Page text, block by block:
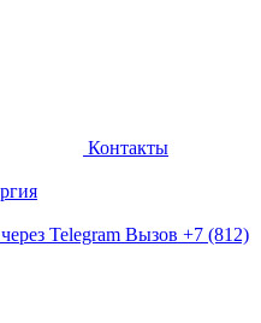
Контакты
Telegram Вызов +7 (812)